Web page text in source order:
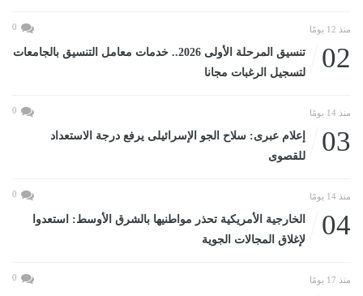
منذ 12 يومًا 0
02
تنسيق المرحلة الأولى 2026.. خدمات معامل التنسيق بالجامعات
لتسجيل الرغبات مجانا
منذ 14 يومًا 0
03
إعلام عبرى: سلاح الجو الإسرائيلى يرفع درجة الاستعداد
للقصوى
منذ 14 يومًا 0
04
الخارجية الأمريكية تحذر مواطنيها بالشرق الأوسط: استعدوا
لإغلاق المجالات الجوية
منذ 17 يومًا 0